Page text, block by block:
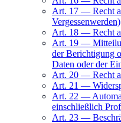
Art. 17 — Recht
Vergessenwerden)
Art. 18 — Recht
Art. 19 —
der Berichtigung
Daten oder der
Art. 20 — Recht
Art. 21 —
Art. 22 —
einschließlich
Art. 23 —